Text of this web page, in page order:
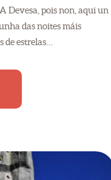
Devesa, pois non, aqui un
das noites máis
estrelas…